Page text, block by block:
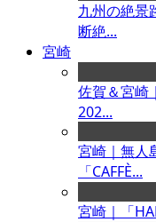
九州の絶景
断絶...
宮崎
佐賀＆宮崎
202...
宮崎｜無人
「CAFFÈ...
宮崎｜「